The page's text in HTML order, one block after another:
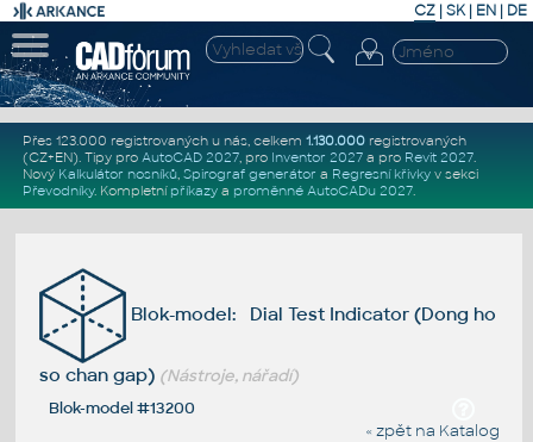
CZ | SK| EN | DE
Přes 123.000 registrovaných u nás, celkem 1.130.000registrovaných
(CZ+EN). Tipy pro AutoCAD 2027, pro Inventor 2027a pro Revit 2027.
Nový Kalkulátor nosníků, Spirograf generátor a Regresní křivkyv sekci
Převodníky. Kompletní příkazya proměnné AutoCADu 2027.
Blok-model: Dial Test Indicator (Dong ho
so chan gap) (Nástroje, nářadí)
Blok-model #13200
« zpět na Katalog